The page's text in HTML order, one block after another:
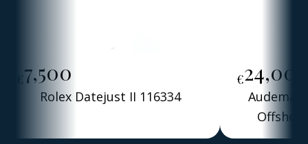
€7,500
Rolex Datejust II 116334
€